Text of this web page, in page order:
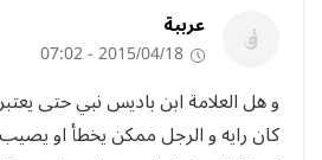
عرببة
2015/04/18 - 07:02
و هل العلامة ابن باديس نبي حتى
كان رايه و الرجل ممكن يخطأ او